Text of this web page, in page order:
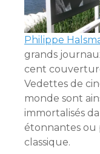
Philippe
grands
cent
Vedettes de
monde sont
immortalisés
étonnantes ou
classique.